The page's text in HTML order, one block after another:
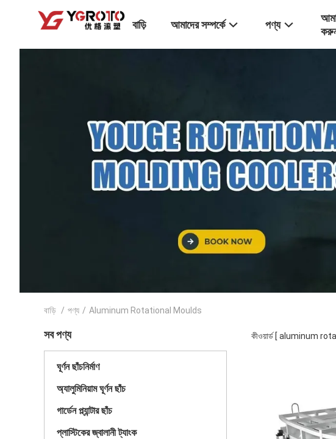
বাড়ি আমাদের সম্পর্কে পণ্য
বাড়ি / পণ্য / Aluminum Rotational Moulds
সব পণ্য
ঘূর্ণন ছাঁচনির্মাণ
অ্যালুমিনিয়াম ঘূর্ণন ছাঁচ
গার্ডেন প্ল্যান্টার ছাঁচ
প্লাস্টিকের জ্বালানী ট্যাংক
কীওয়ার্ড [ aluminum